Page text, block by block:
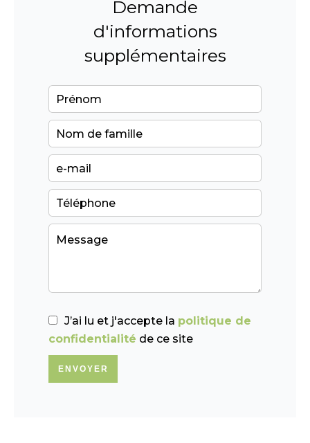
Demande
d'informations
supplémentaires
J’ai lu et j'accepte la politique de
confidentialité de ce site
ENVOYER